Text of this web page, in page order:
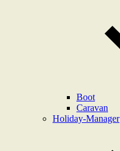
Boot
Caravan
Holiday-Manager